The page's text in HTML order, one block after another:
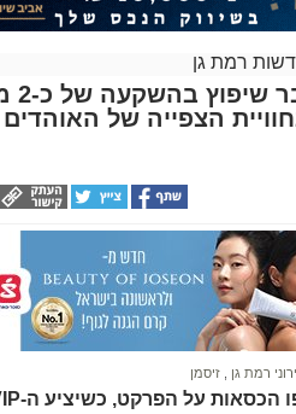
רמת גן
הצפייה של האוהדים
רמת גן זיסמן